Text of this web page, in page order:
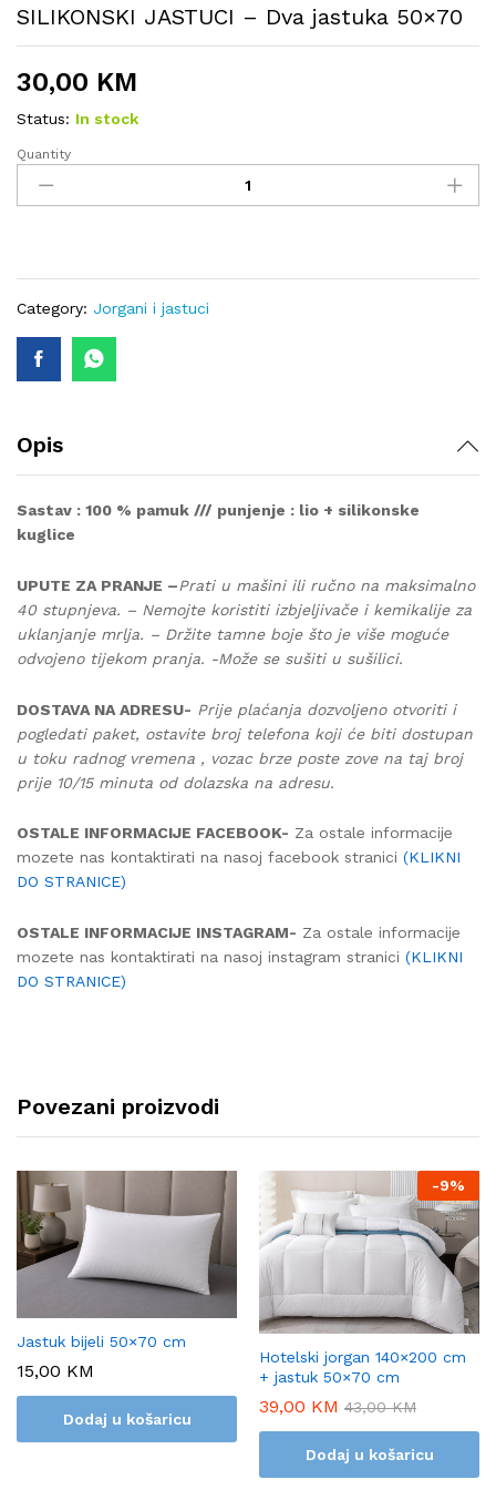
SILIKONSKI JASTUCI – Dva jastuka 50×70
30,00 KM
Status: In stock
SILIKONSKI
JASTUCI
-
50x70
quantity
Quantity
Category: Jorgani i jastuci
Opis
Sastav : 100 % pamuk /// punjenje : lio + silikonske
kuglice
UPUTE ZA PRANJE –Prati u mašini ili ručno na maksimalno
40 stupnjeva. – Nemojte koristiti izbjeljivače i kemikalije za
uklanjanje mrlja. – Držite tamne boje što je više moguće
odvojeno tijekom pranja. -Može se sušiti u sušilici.
DOSTAVA NA ADRESU- Prije plaćanja dozvoljeno otvoriti i
pogledati paket, ostavite broj telefona koji će biti dostupan
u toku radnog vremena , vozac brze poste zove na taj broj
prije 10/15 minuta od dolazska na adresu.
OSTALE INFORMACIJE FACEBOOK- Za ostale informacije
mozete nas kontaktirati na nasoj facebook stranici (KLIKNI
DO STRANICE)
OSTALE INFORMACIJE INSTAGRAM- Za ostale informacije
mozete nas kontaktirati na nasoj instagram stranici (KLIKNI
DO STRANICE)
Povezani proizvodi
Jastuk bijeli 50×70 cm
15,00 KM
Dodaj u košaricu
-9%
Hotelski jorgan 140×200 cm
+ jastuk 50×70 cm
39,00 KM 43,00KM
Dodaj u košaricu